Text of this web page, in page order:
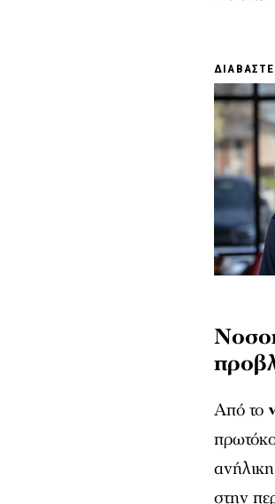
Από το
στην